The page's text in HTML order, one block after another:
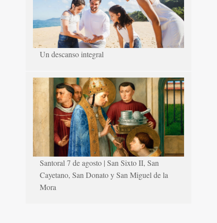
Un descanso integral
Santoral 7 de agosto | San Sixto II, San
Cayetano, San Donato y San Miguel de la
Mora